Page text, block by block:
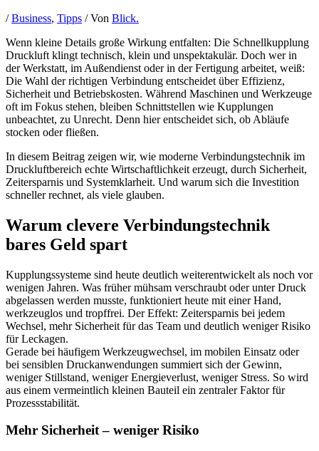
/Business, Tipps / Von Blick.
Wenn kleine Details große Wirkung entfalten: Die Schnellkupplung
Druckluft klingt technisch, klein und unspektakulär. Doch wer in
der Werkstatt, im Außendienst oder in der Fertigung arbeitet, weiß:
Die Wahl der richtigen Verbindung entscheidet über Effizienz,
Sicherheit und Betriebskosten. Während Maschinen und Werkzeuge
oft im Fokus stehen, bleiben Schnittstellen wie Kupplungen
unbeachtet, zu Unrecht. Denn hier entscheidet sich, ob Abläufe
stocken oder fließen.
In diesem Beitrag zeigen wir, wie moderne Verbindungstechnik im
Druckluftbereich echte Wirtschaftlichkeit erzeugt, durch Sicherheit,
Zeitersparnis und Systemklarheit. Und warum sich die Investition
schneller rechnet, als viele glauben.
Warum clevere Verbindungstechnik
bares Geld spart
Kupplungssysteme sind heute deutlich weiterentwickelt als noch vor
wenigen Jahren. Was früher mühsam verschraubt oder unter Druck
abgelassen werden musste, funktioniert heute mit einer Hand,
werkzeuglos und tropffrei. Der Effekt: Zeitersparnis bei jedem
Wechsel, mehr Sicherheit für das Team und deutlich weniger Risiko
für Leckagen.
Gerade bei häufigem Werkzeugwechsel, im mobilen Einsatz oder
bei sensiblen Druckanwendungen summiert sich der Gewinn,
weniger Stillstand, weniger Energieverlust, weniger Stress. So wird
aus einem vermeintlich kleinen Bauteil ein zentraler Faktor für
Prozessstabilität.
Mehr Sicherheit – weniger Risiko